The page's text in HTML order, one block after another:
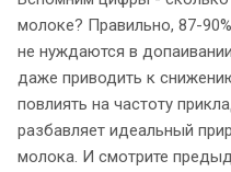
молоке? Правильно, 87-
не нуждаются в
даже приводить к
повлиять на частоту
разбавляет идеальный
молока. И смотрите